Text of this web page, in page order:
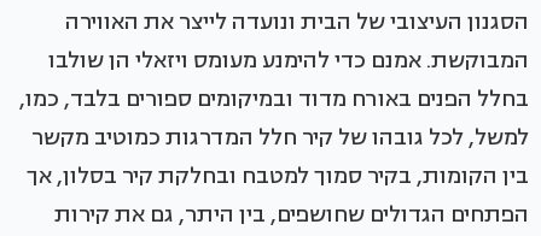
הסגנון העיצובי של הבית ונועדה לייצר את האווירה
המבוקשת. אמנם כדי להימנע מעומס ויזאלי הן שולבו
בחלל הפנים באורח מדוד ובמיקומים ספורים בלבד, כמו,
למשל, לכל גובהו של קיר חלל המדרגות כמוטיב מקשר
בין הקומות, בקיר סמוך למטבח ובחלקת קיר בסלון, אך
הפתחים הגדולים שחושפים, בין היתר, גם את קירות